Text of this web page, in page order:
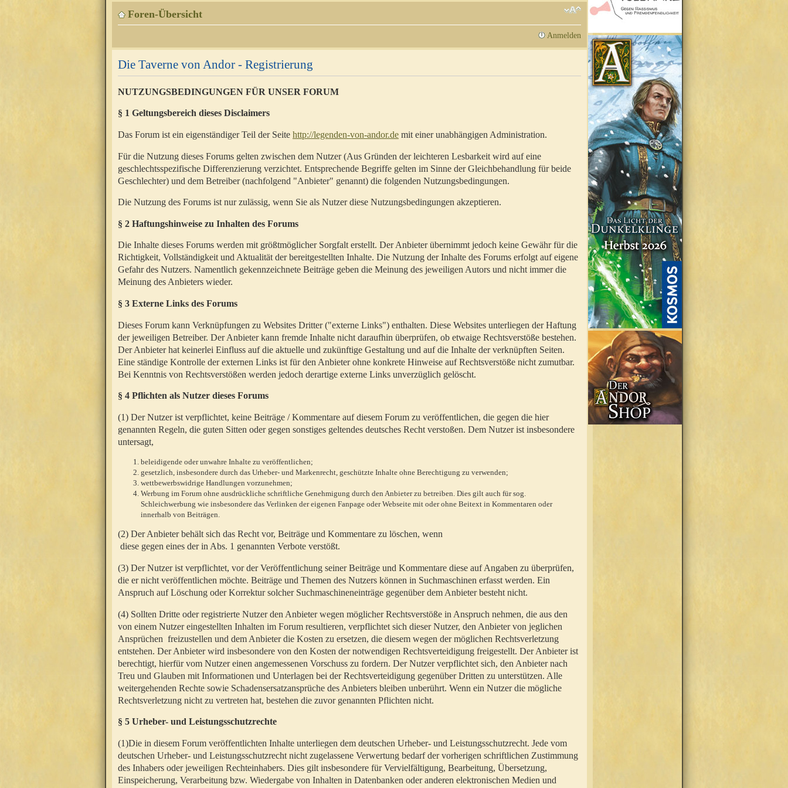
Foren-Übersicht
Anmelden
Die Taverne von Andor - Registrierung
NUTZUNGSBEDINGUNGEN FÜR UNSER FORUM
§ 1 Geltungsbereich dieses Disclaimers
Das Forum ist ein eigenständiger Teil der Seite http://legenden-von-andor.de mit einer unabhängigen Administration.
Für die Nutzung dieses Forums gelten zwischen dem Nutzer (Aus Gründen der leichteren Lesbarkeit wird auf eine
geschlechtsspezifische Differenzierung verzichtet. Entsprechende Begriffe gelten im Sinne der Gleichbehandlung für beide
Geschlechter) und dem Betreiber (nachfolgend "Anbieter" genannt) die folgenden Nutzungsbedingungen.
Die Nutzung des Forums ist nur zulässig, wenn Sie als Nutzer diese Nutzungsbedingungen akzeptieren.
§ 2 Haftungshinweise zu Inhalten des Forums
Die Inhalte dieses Forums werden mit größtmöglicher Sorgfalt erstellt. Der Anbieter übernimmt jedoch keine Gewähr für die
Richtigkeit, Vollständigkeit und Aktualität der bereitgestellten Inhalte. Die Nutzung der Inhalte des Forums erfolgt auf eigene
Gefahr des Nutzers. Namentlich gekennzeichnete Beiträge geben die Meinung des jeweiligen Autors und nicht immer die
Meinung des Anbieters wieder.
§ 3 Externe Links des Forums
Dieses Forum kann Verknüpfungen zu Websites Dritter ("externe Links") enthalten. Diese Websites unterliegen der Haftung
der jeweiligen Betreiber. Der Anbieter kann fremde Inhalte nicht daraufhin überprüfen, ob etwaige Rechtsverstöße bestehen.
Der Anbieter hat keinerlei Einfluss auf die aktuelle und zukünftige Gestaltung und auf die Inhalte der verknüpften Seiten.
Eine ständige Kontrolle der externen Links ist für den Anbieter ohne konkrete Hinweise auf Rechtsverstöße nicht zumutbar.
Bei Kenntnis von Rechtsverstößen werden jedoch derartige externe Links unverzüglich gelöscht.
§ 4 Pflichten als Nutzer dieses Forums
(1) Der Nutzer ist verpflichtet, keine Beiträge / Kommentare auf diesem Forum zu veröffentlichen, die gegen die hier
genannten Regeln, die guten Sitten oder gegen sonstiges geltendes deutsches Recht verstoßen. Dem Nutzer ist insbesondere
untersagt,
beleidigende oder unwahre Inhalte zu veröffentlichen;
gesetzlich, insbesondere durch das Urheber- und Markenrecht, geschützte Inhalte ohne Berechtigung zu verwenden;
wettbewerbswidrige Handlungen vorzunehmen;
Werbung im Forum ohne ausdrückliche schriftliche Genehmigung durch den Anbieter zu betreiben. Dies gilt auch für sog.
Schleichwerbung wie insbesondere das Verlinken der eigenen Fanpage oder Webseite mit oder ohne Beitext in Kommentaren oder
innerhalb von Beiträgen.
(2) Der Anbieter behält sich das Recht vor, Beiträge und Kommentare zu löschen, wenn
diese gegen eines der in Abs. 1 genannten Verbote verstößt.
(3) Der Nutzer ist verpflichtet, vor der Veröffentlichung seiner Beiträge und Kommentare diese auf Angaben zu überprüfen,
die er nicht veröffentlichen möchte. Beiträge und Themen des Nutzers können in Suchmaschinen erfasst werden. Ein
Anspruch auf Löschung oder Korrektur solcher Suchmaschineneinträge gegenüber dem Anbieter besteht nicht.
(4) Sollten Dritte oder registrierte Nutzer den Anbieter wegen möglicher Rechtsverstöße in Anspruch nehmen, die aus den
von einem Nutzer eingestellten Inhalten im Forum resultieren, verpflichtet sich dieser Nutzer, den Anbieter von jeglichen
Ansprüchen freizustellen und dem Anbieter die Kosten zu ersetzen, die diesem wegen der möglichen Rechtsverletzung
entstehen. Der Anbieter wird insbesondere von den Kosten der notwendigen Rechtsverteidigung freigestellt. Der Anbieter ist
berechtigt, hierfür vom Nutzer einen angemessenen Vorschuss zu fordern. Der Nutzer verpflichtet sich, den Anbieter nach
Treu und Glauben mit Informationen und Unterlagen bei der Rechtsverteidigung gegenüber Dritten zu unterstützen. Alle
weitergehenden Rechte sowie Schadensersatzansprüche des Anbieters bleiben unberührt. Wenn ein Nutzer die mögliche
Rechtsverletzung nicht zu vertreten hat, bestehen die zuvor genannten Pflichten nicht.
§ 5 Urheber- und Leistungsschutzrechte
(1)Die in diesem Forum veröffentlichten Inhalte unterliegen dem deutschen Urheber- und Leistungsschutzrecht. Jede vom
deutschen Urheber- und Leistungsschutzrecht nicht zugelassene Verwertung bedarf der vorherigen schriftlichen Zustimmung
des Inhabers oder jeweiligen Rechteinhabers. Dies gilt insbesondere für Vervielfältigung, Bearbeitung, Übersetzung,
Einspeicherung, Verarbeitung bzw. Wiedergabe von Inhalten in Datenbanken oder anderen elektronischen Medien und